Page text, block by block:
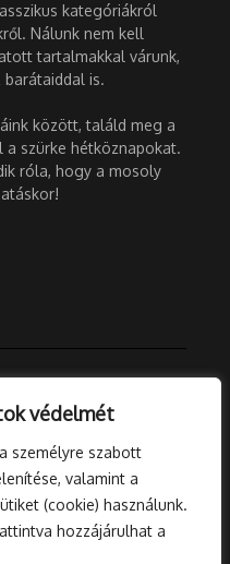
védelmét
személyre szabott
valamint a
(cookie) használunk.
hozzájárulhat a
kategóriákról
Nálunk nem kell
tartalmakkal várunk,
is.
között, találd meg a
a szürke hétköznapokat.
róla, hogy a mosoly